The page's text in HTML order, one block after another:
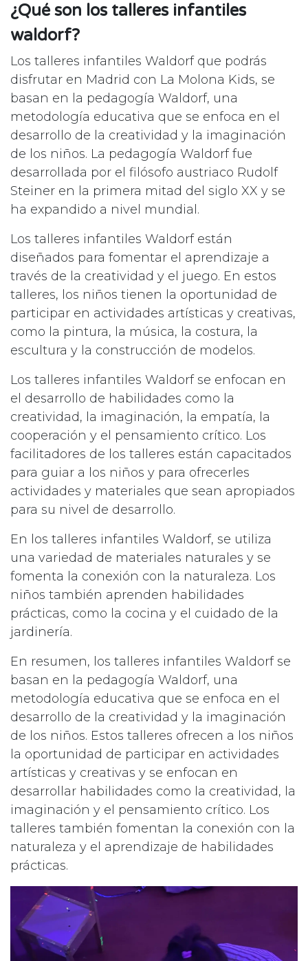
¿Qué son los talleres infantiles
waldorf?
Los talleres infantiles Waldorf que podrás
disfrutar en Madrid con La Molona Kids, se
basan en la pedagogía Waldorf, una
metodología educativa que se enfoca en el
desarrollo de la creatividad y la imaginación
de los niños. La pedagogía Waldorf fue
desarrollada por el filósofo austriaco Rudolf
Steiner en la primera mitad del siglo XX y se
ha expandido a nivel mundial.
Los talleres infantiles Waldorf están
diseñados para fomentar el aprendizaje a
través de la creatividad y el juego. En estos
talleres, los niños tienen la oportunidad de
participar en actividades artísticas y creativas,
como la pintura, la música, la costura, la
escultura y la construcción de modelos.
Los talleres infantiles Waldorf se enfocan en
el desarrollo de habilidades como la
creatividad, la imaginación, la empatía, la
cooperación y el pensamiento crítico. Los
facilitadores de los talleres están capacitados
para guiar a los niños y para ofrecerles
actividades y materiales que sean apropiados
para su nivel de desarrollo.
En los talleres infantiles Waldorf, se utiliza
una variedad de materiales naturales y se
fomenta la conexión con la naturaleza. Los
niños también aprenden habilidades
prácticas, como la cocina y el cuidado de la
jardinería.
En resumen, los talleres infantiles Waldorf se
basan en la pedagogía Waldorf, una
metodología educativa que se enfoca en el
desarrollo de la creatividad y la imaginación
de los niños. Estos talleres ofrecen a los niños
la oportunidad de participar en actividades
artísticas y creativas y se enfocan en
desarrollar habilidades como la creatividad, la
imaginación y el pensamiento crítico. Los
talleres también fomentan la conexión con la
naturaleza y el aprendizaje de habilidades
prácticas.